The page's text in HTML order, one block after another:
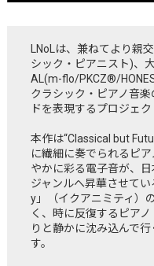
LNoLは、兼ねてより親
シック・ピアニスト)、
AL(m-flo/PKCZ®/
クラシック・ピアノ音
ドを表現するプロジェク
本作は“Classical but
に繊細に奏でられるピ
やかに彩る電子音が、
ジャンルへ昇華させて
y」（イクアニミティ）
く、時に反復するピア
りと静かに沈み込んで
す。